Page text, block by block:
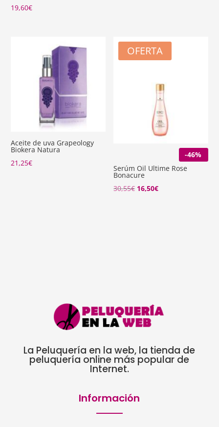
19,60€
Aceite de uva Grapeology
Biokera Natura
21,25€
OFERTA
-46%
Serúm Oil Ultime Rose
Bonacure
30,55€ El
16,50€El
La Peluquería en la web, la tienda de
peluquería online más popular de
Internet.
Información